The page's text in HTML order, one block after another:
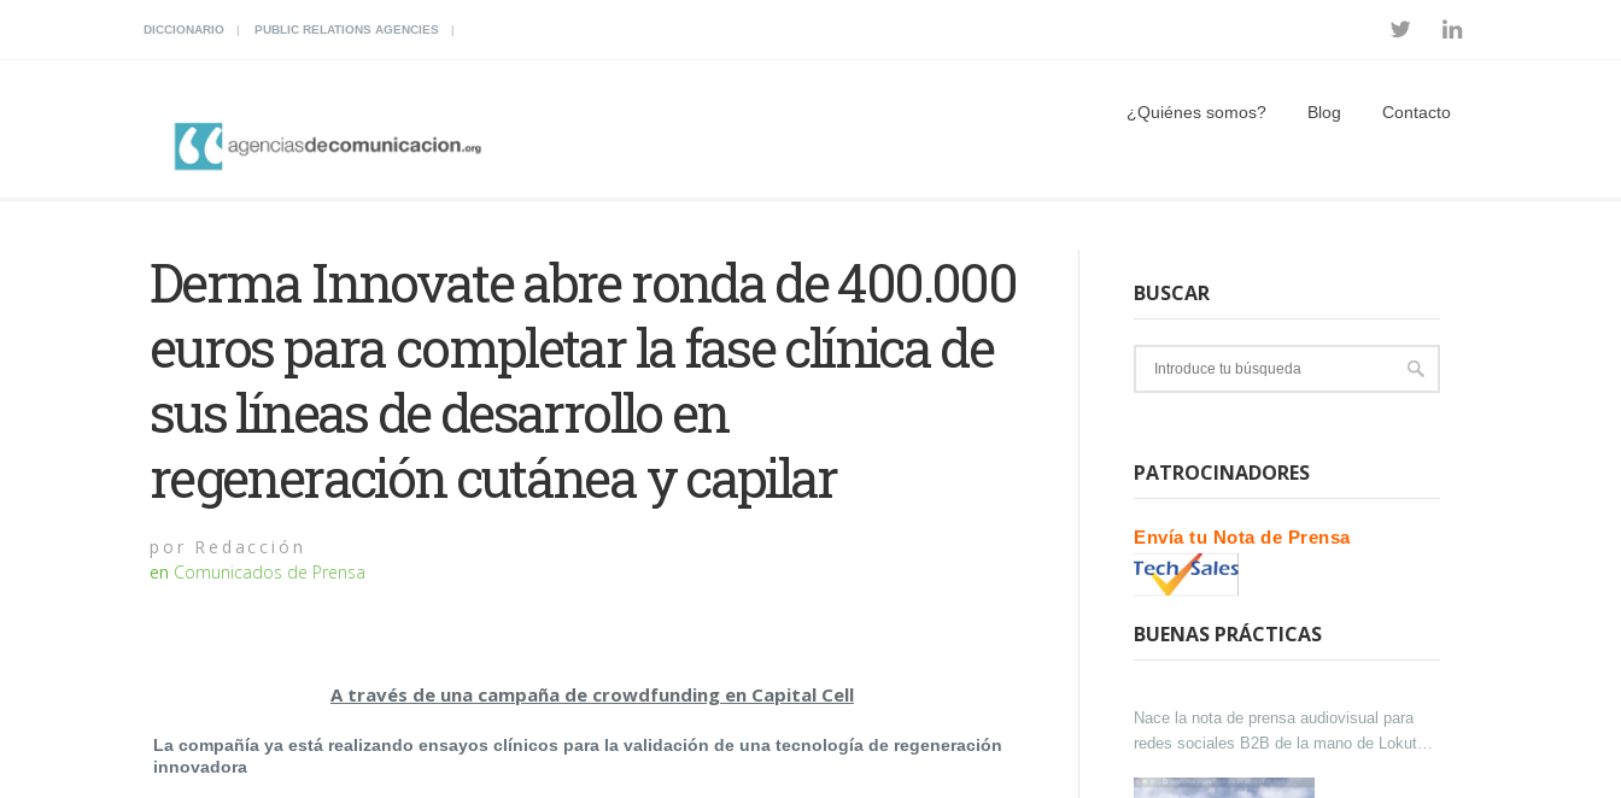
DICCIONARIO PUBLIC RELATIONS AGENCIES
¿Quiénes somos? Blog Contacto
Derma Innovate abre ronda de 400.000
euros para completar la fase clínica de
sus líneas de desarrollo en
regeneración cutánea y capilar
por Redacción
en Comunicados de Prensa
A través de una campaña de crowdfunding en Capital Cell
La compañía ya está realizando ensayos clínicos para la validación de una tecnología de regeneración
innovadora
BUSCAR
PATROCINADORES
Envía tu Nota de Prensa
BUENAS PRÁCTICAS
Nace la nota de prensa audiovisual para
redes sociales B2B de la mano de Lokutor